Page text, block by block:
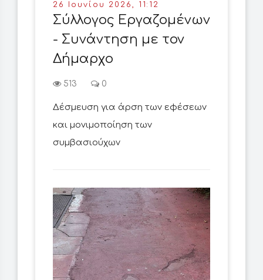
26 Ιουνίου 2026, 11:12
Σύλλογος Εργαζομένων
- Συνάντηση με τον
Δήμαρχο
513 0
Δέσμευση για άρση των εφέσεων
και μονιμοποίηση των
συμβασιούχων